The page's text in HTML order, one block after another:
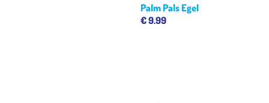
Palm Pals Egel
€9.99